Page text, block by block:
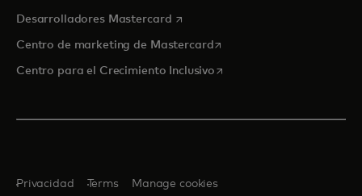
Desarrolladores Mastercard se abre en una pestaña nueva
Centro de marketing de Mastercardse abre en una pestaña
Centro para el Crecimiento Inclusivose abre en una pestaña
Privacidad Terms Manage cookies